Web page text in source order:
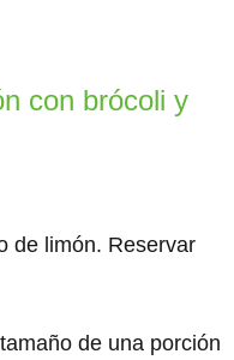
con brócoli y
de limón. Reservar
de una porción